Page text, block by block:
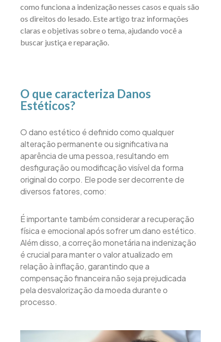
como funciona a indenização nesses casos e quais são
os direitos do lesado. Este artigo traz informações
claras e objetivas sobre o tema, ajudando você a
buscar justiça e reparação.
O que caracteriza Danos
Estéticos?
O dano estético é definido como qualquer
alteração permanente ou significativa na
aparência de uma pessoa, resultando em
desfiguração ou modificação visível da forma
original do corpo. Ele pode ser decorrente de
diversos fatores, como:
É importante também considerar a recuperação
física e emocional após sofrer um dano estético.
Além disso, a correção monetária na indenização
é crucial para manter o valor atualizado em
relação à inflação, garantindo que a
compensação financeira não seja prejudicada
pela desvalorização da moeda durante o
processo.